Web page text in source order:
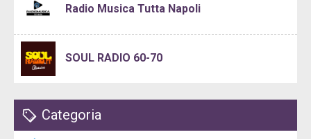
Radio Musica Tutta Napoli
SOUL RADIO 60-70
Categoria